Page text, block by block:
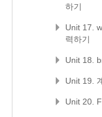
하기
Unit 17.
력하기
Unit 18.
Unit 19.
Unit 20.